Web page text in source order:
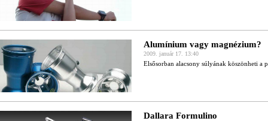
Alumínium vagy magnézium?
2009. január 17. 13:40
Elsősorban alacsony súlyának köszönheti
Dallara Formulino